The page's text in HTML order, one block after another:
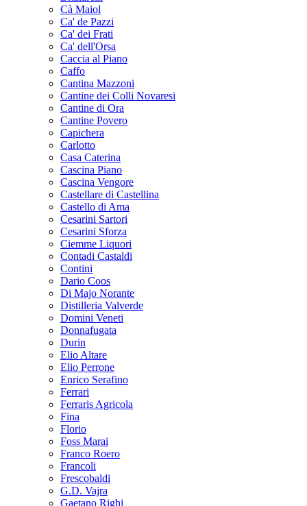
Cà Maiol
Ca' de Pazzi
Ca' dei Frati
Ca' dell'Orsa
Caccia al Piano
Caffo
Cantina Mazzoni
Cantine dei Colli Novaresi
Cantine di Ora
Cantine Povero
Capichera
Carlotto
Casa Caterina
Cascina Piano
Cascina Vengore
Castellare di Castellina
Castello di Ama
Cesarini Sartori
Cesarini Sforza
Ciemme Liquori
Contadi Castaldi
Contini
Dario Coos
Di Majo Norante
Distilleria Valverde
Domini Veneti
Donnafugata
Durin
Elio Altare
Elio Perrone
Enrico Serafino
Ferrari
Ferraris Agricola
Fina
Florio
Foss Marai
Franco Roero
Francoli
Frescobaldi
G.D. Vajra
Gaetano Righi